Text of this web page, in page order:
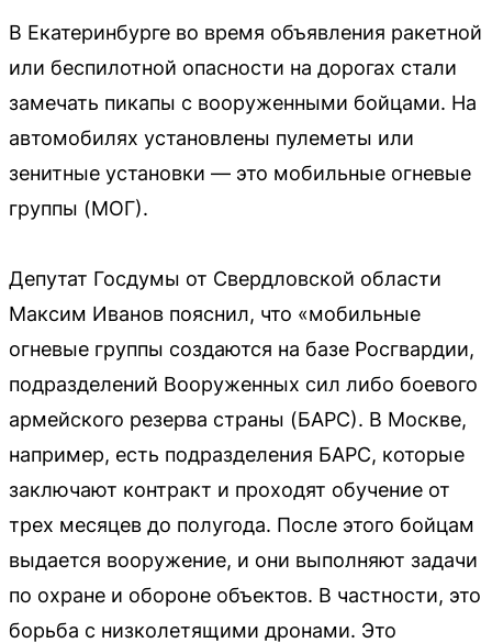
В Екатеринбурге во время объявления ракетной
или беспилотной опасности на дорогах стали
замечать пикапы с вооруженными бойцами. На
автомобилях установлены пулеметы или
зенитные установки — это мобильные огневые
группы (МОГ).
Депутат Госдумы от Свердловской области
Максим Иванов пояснил, что «мобильные
огневые группы создаются на базе Росгвардии,
подразделений Вооруженных сил либо боевого
армейского резерва страны (БАРС). В Москве,
например, есть подразделения БАРС, которые
заключают контракт и проходят обучение от
трех месяцев до полугода. После этого бойцам
выдается вооружение, и они выполняют задачи
по охране и обороне объектов. В частности, это
борьба с низколетящими дронами. Это